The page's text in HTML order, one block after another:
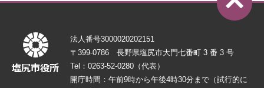
法人番号3000020202151
〒399-0786 長野県塩尻市大門七番町 3 番 3 号
Tel：0263-52-0280（代表）
開庁時間：午前9時から午後4時30分まで（試行的に